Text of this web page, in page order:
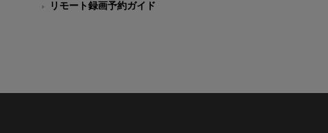
リモート録画予約ガイド